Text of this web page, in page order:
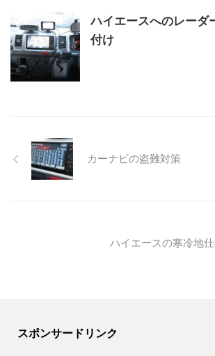
ハイエースへのレーダ
付け
カーナビの盗難対策
ハイエースの寒冷地
スポンサードリンク